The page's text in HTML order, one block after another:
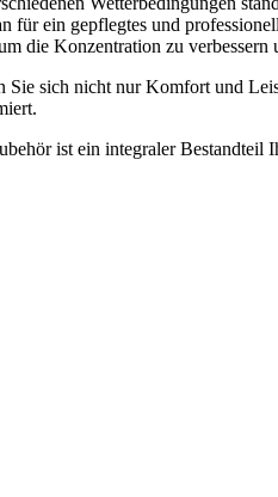
für ein gepflegtes und
die Konzentration zu
sich nicht nur Komfort und
ist ein integraler